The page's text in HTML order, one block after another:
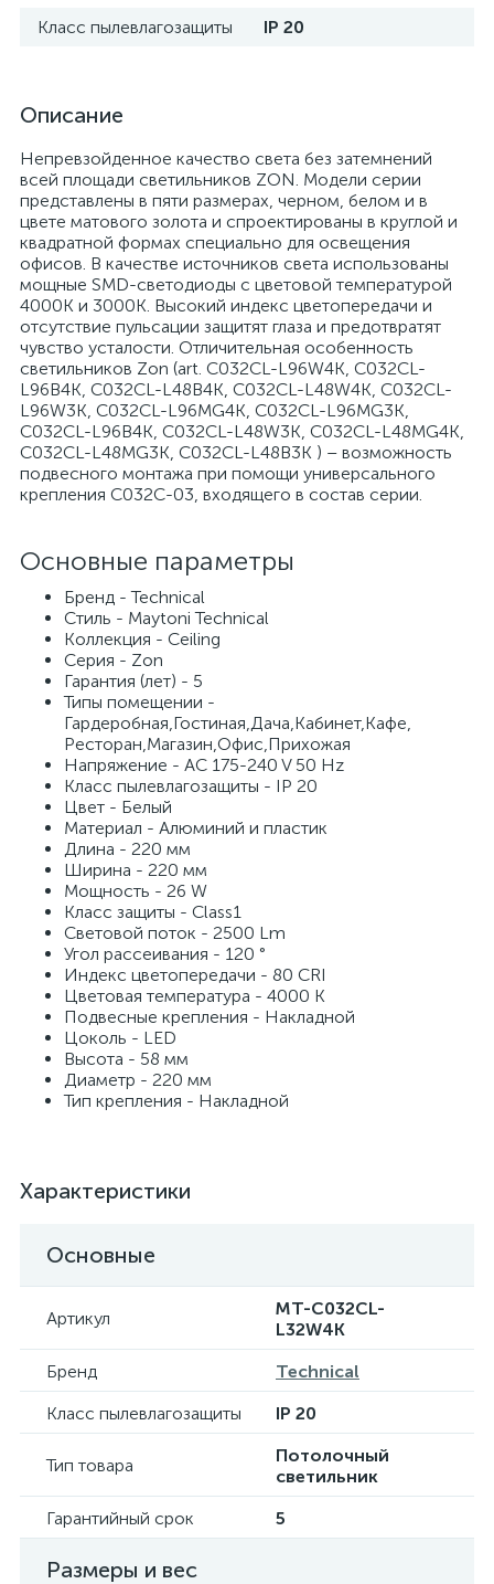
Класс пылевлагозащиты
IP 20
Описание
Непревзойденное качество света без затемнений
всей площади светильников ZON. Модели серии
представлены в пяти размерах, черном, белом и в
цвете матового золота и спроектированы в круглой и
квадратной формах специально для освещения
офисов. В качестве источников света использованы
мощные SMD-светодиоды с цветовой температурой
4000К и 3000К. Высокий индекс цветопередачи и
отсутствие пульсации защитят глаза и предотвратят
чувство усталости. Отличительная особенность
светильников Zon (art. C032CL-L96W4K, C032CL-
L96B4K, C032CL-L48B4K, C032CL-L48W4K, C032CL-
L96W3K, C032CL-L96MG4K, C032CL-L96MG3K,
C032CL-L96B4K, C032CL-L48W3K, C032CL-L48MG4K,
C032CL-L48MG3K, C032CL-L48B3K ) – возможность
подвесного монтажа при помощи универсального
крепления C032C-03, входящего в состав серии.
Основные параметры
Бренд - Technical
Стиль - Maytoni Technical
Коллекция - Ceiling
Серия - Zon
Гарантия (лет) - 5
Типы помещении -
Гардеробная,Гостиная,Дача,Кабинет,Кафе,
Ресторан,Магазин,Офис,Прихожая
Напряжение - AC 175-240 V 50 Hz
Класс пылевлагозащиты - IP 20
Цвет - Белый
Материал - Алюминий и пластик
Длина - 220 мм
Ширина - 220 мм
Мощность - 26 W
Класс защиты - Class1
Световой поток - 2500 Lm
Угол рассеивания - 120 °
Индекс цветопередачи - 80 CRI
Цветовая температура - 4000 K
Подвесные крепления - Накладной
Цоколь - LED
Высота - 58 мм
Диаметр - 220 мм
Тип крепления - Накладной
Характеристики
Основные
Артикул
MT-C032CL-
L32W4K
Бренд
Technical
Класс пылевлагозащиты
IP 20
Тип товара
Потолочный
светильник
Гарантийный срок
5
Размеры и вес